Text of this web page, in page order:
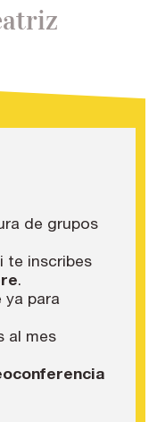
de grupos
te inscribes
.
ya para
al mes